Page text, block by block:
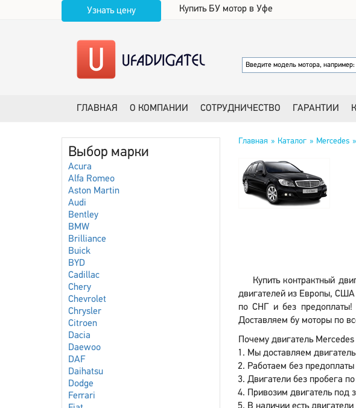
Узнать цену Купить БУ мотор в Уфе
ГЛАВНАЯ О КОМПАНИИ СОТРУДНИЧЕСТВО ГАРАНТИИ
Выбор марки
Acura
Alfa Romeo
Aston Martin
Audi
Bentley
BMW
Brilliance
Buick
BYD
Cadillac
Chery
Chevrolet
Chrysler
Citroen
Dacia
Daewoo
DAF
Daihatsu
Dodge
Ferrari
Главная Каталог Mercedes
Купить контрактный
двигателей из Европы, США
по СНГ и без предоплаты!
Доставляем бу моторы по
Почему двигатель
Мы доставляем
Работаем без предоплаты
Двигатели без пробега
Привозим двигатель под